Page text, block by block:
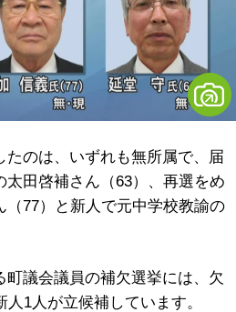
のは、いずれも無所属で、届
太田啓補さん（63）、再選をめ
（77）と新人で元中学校教諭の
議会議員の補欠選挙には、欠
1人が立候補しています。